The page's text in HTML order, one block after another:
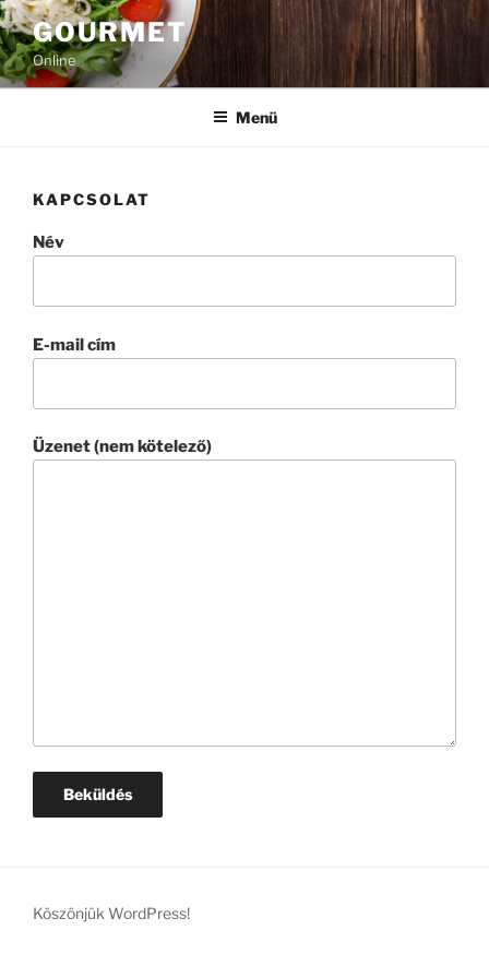
Tartalomhoz
GOURMET
Online
Menü
KAPCSOLAT
Név
E-mail cím
Üzenet (nem kötelező)
Köszönjük WordPress!